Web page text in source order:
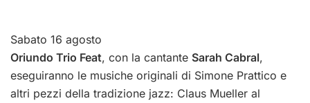
Sabato 16 agosto
Oriundo Trio Feat, con la cantante Sarah Cabral,
eseguiranno le musiche originali di Simone Prattico e
altri pezzi della tradizione jazz: Claus Mueller al